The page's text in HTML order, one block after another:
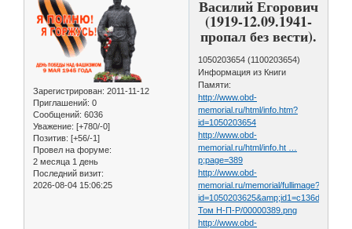
Зарегистрирован: 2011-11-12
Приглашений: 0
Сообщений: 6036
Уважение: [+780/-0]
Позитив: [+56/-1]
Провел на форуме:
2 месяца 1 день
Последний визит:
2026-08-04 15:06:25
Василий Егорович
(1919-12.09.1941-
пропал без вести).
1050203654 (1100203654)
Информация из Книги
Памяти:
http://www.obd-
memorial.ru/html/info.htm?
id=1050203654
http://www.obd-
memorial.ru/html/info.ht …
p;page=389
http://www.obd-
memorial.ru/memorial/fullimage?
Том Н-П-Р/00000389.png
http://www.obd-